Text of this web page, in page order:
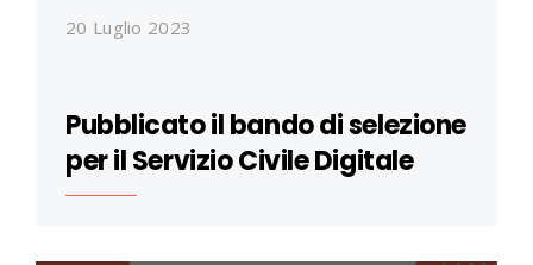
20 Luglio 2023
Pubblicato il bando di selezione
per il Servizio Civile Digitale